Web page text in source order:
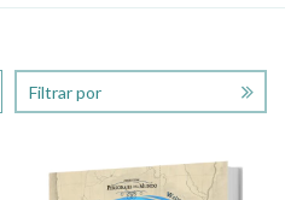
Filtrar por